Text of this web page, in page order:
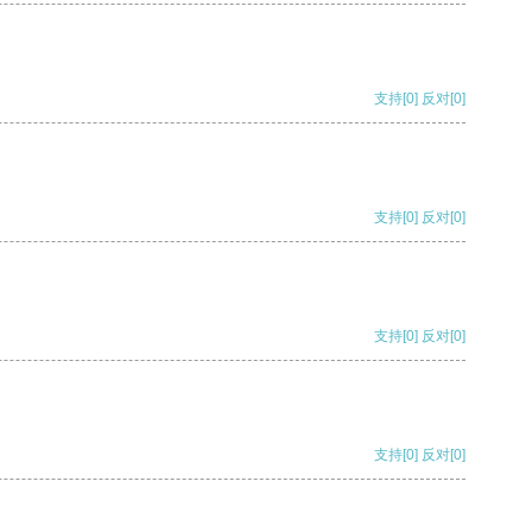
支持[0] 反对[0]
支持[0] 反对[0]
支持[0] 反对[0]
支持[0] 反对[0]